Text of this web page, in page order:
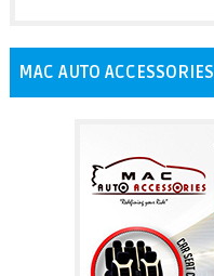
MAC AUTO ACCESSORIES